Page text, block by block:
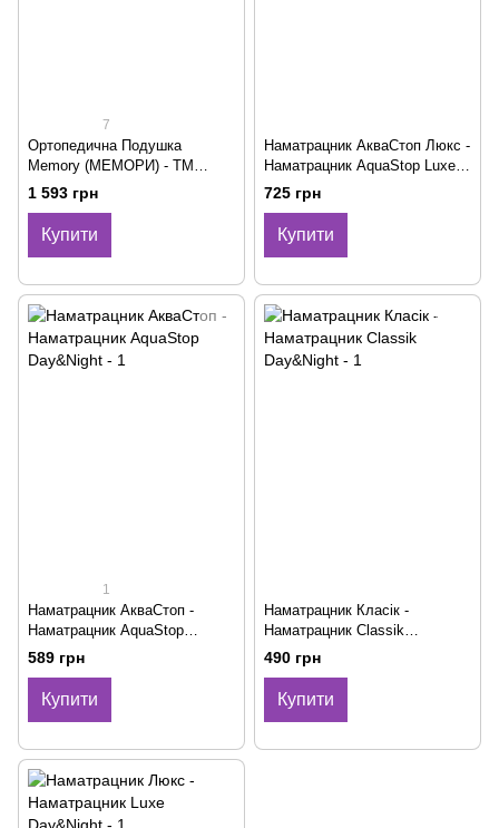
7
Ортопедична Подушка
Memory (МЕМОРИ) - ТМ
Day&Night
1 593 грн
Купити
Наматрацник АкваСтоп Люкс -
Наматрацник AquaStop Luxe
Day&Night
725 грн
Купити
1
Наматрацник АкваСтоп -
Наматрацник AquaStop
Day&Night
589 грн
Купити
Наматрацник Класік -
Наматрацник Classik
Day&Night
490 грн
Купити